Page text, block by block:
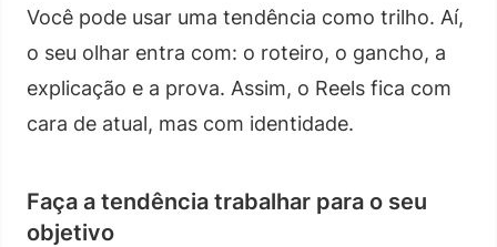
Você pode usar uma tendência como trilho. Aí,
o seu olhar entra com: o roteiro, o gancho, a
explicação e a prova. Assim, o Reels fica com
cara de atual, mas com identidade.
Faça a tendência trabalhar para o seu
objetivo